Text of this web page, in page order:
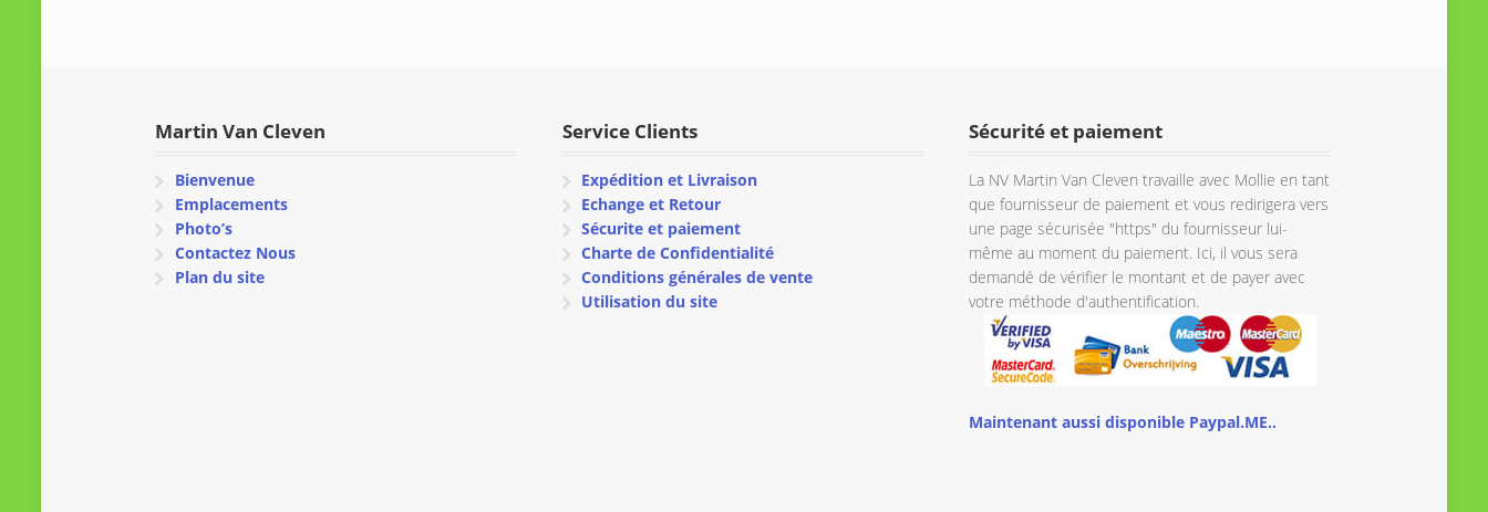
Martin Van Cleven
Bienvenue
Emplacements
Photo’s
Contactez Nous
Plan du site
Service Clients
Expédition et Livraison
Echange et Retour
Sécurite et paiement
Charte de Confidentialité
Conditions générales de vente
Utilisation du site
Sécurité et paiement
La NV Martin Van Cleven travaille avec Mollie en tant
que fournisseur de paiement et vous redirigera vers
une page sécurisée "https" du fournisseur lui-
même au moment du paiement. Ici, il vous sera
demandé de vérifier le montant et de payer avec
votre méthode d'authentification.
Maintenant aussi disponible Paypal.ME..